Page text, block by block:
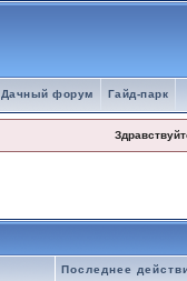
Дачный форум Гайд-парк
Последнее